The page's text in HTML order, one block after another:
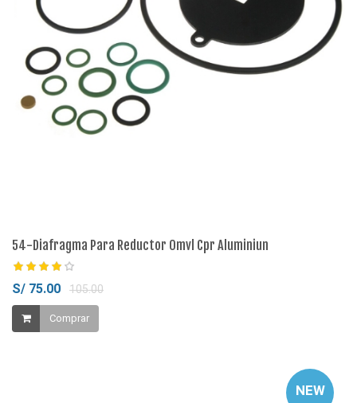
54-Diafragma Para Reductor Omvl Cpr Aluminiun
S/ 75.00 105.00
Comprar
NEW